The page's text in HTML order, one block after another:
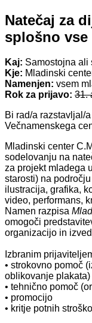
Natečaj za
splošno vse
Kaj: Samostojna ali
Kje: Mladinski
Namenjen: vsem
Rok za prijavo: 31.
Bi rad/a razstavljal/
Večnamenskega
Mladinski center
sodelovanju na
za projekt mladega
starosti) na
ilustracija, grafika,
video, performans,
Namen razpisa
omogoči
organizacijo in
Izbranim
• strokovno pomoč
oblikovanje plakata)
• tehnično pomoč
• promocijo
• kritje potnih